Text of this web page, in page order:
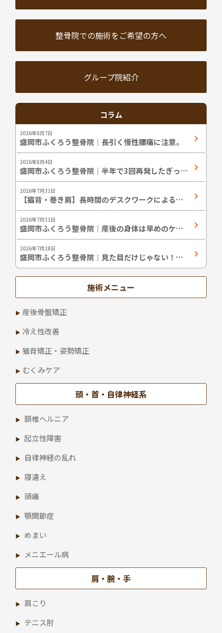
整骨院での施術をご希望の方へ
グループ院紹介
コラム
盛岡市ふくろう整骨院｜長引く慢性腰痛に注意。
2026年8月7日
盛岡市ふくろう整骨院｜半年で3回再発したぎっく
り腰の改善症例
2026年8月4日
【猫背・巻き肩】長時間のデスクワークによる猫
背姿勢の改善
2026年7月31日
盛岡市ふくろう整骨院｜産後の身体は早めのケア
が大切です。
2026年7月31日
盛岡市ふくろう整骨院｜見た目だけじゃない！姿
勢改善のメリット
2026年7月28日
施術メニュー
産後骨盤矯正
冷え性改善
猫背矯正・姿勢矯正
むくみケア
頭・首・自律神経系
頚椎ヘルニア
起立性障害
自律神経の乱れ
寝違え
頭痛
顎関節症
めまい
メニエール病
肩・腕・手
肩こり
テニス肘